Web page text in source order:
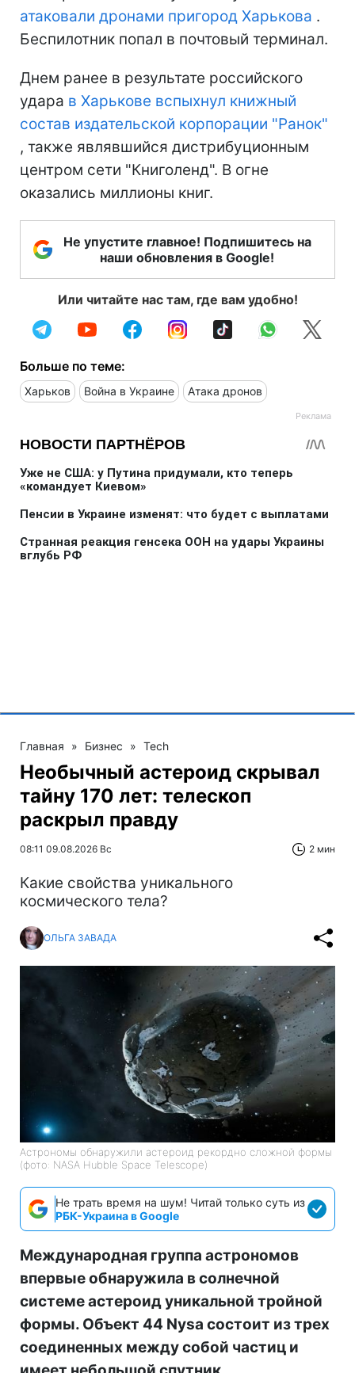
атаковали дронами пригород Харькова .
Беспилотник попал в почтовый терминал.
Днем ранее в результате российского
удара в Харькове вспыхнул книжный
состав издательской корпорации "Ранок"
, также являвшийся дистрибуционным
центром сети "Книголенд". В огне
оказались миллионы книг.
Не упустите главное! Подпишитесь на
наши обновления в Google!
Или читайте нас там, где вам удобно!
Больше по теме:
Харьков Война в Украине Атака дронов
Главная » Бизнес » Tech
Необычный астероид скрывал
тайну 170 лет: телескоп
раскрыл правду
08:11 09.08.2026 Вс 2 мин
Какие свойства уникального
космического тела?
ОЛЬГА ЗАВАДА
Астрономы обнаружили астероид рекордно сложной формы
(фото: NASA Hubble Space Telescope)
Не трать время на шум! Читай только суть из
РБК-Украина в Google
Международная группа астрономов
впервые обнаружила в солнечной
системе астероид уникальной тройной
формы. Объект 44 Nysa состоит из трех
соединенных между собой частиц и